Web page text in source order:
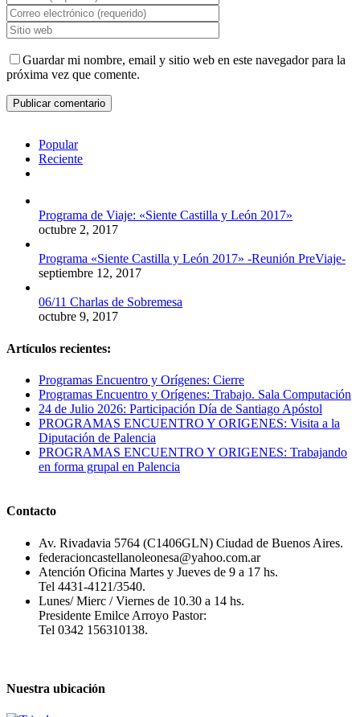
Guardar mi nombre, email y sitio web en este navegador para la
próxima vez que comente.
Popular
Reciente
Programa de Viaje: «Siente Castilla y León 2017»
octubre 2, 2017
Programa «Siente Castilla y León 2017» -Reunión PreViaje-
septiembre 12, 2017
06/11 Charlas de Sobremesa
octubre 9, 2017
Artículos recientes:
Programas Encuentro y Orígenes: Cierre
Programas Encuentro y Orígenes: Trabajo. Sala Computación
24 de Julio 2026: Participación Día de Santiago Apóstol
PROGRAMAS ENCUENTRO Y ORIGENES: Visita a la
Diputación de Palencia
PROGRAMAS ENCUENTRO Y ORIGENES: Trabajando
en forma grupal en Palencia
Contacto
Av. Rivadavia 5764 (C1406GLN) Ciudad de Buenos Aires.
federacioncastellanoleonesa@yahoo.com.ar
Atención Oficina Martes y Jueves de 9 a 17 hs.
Tel 4431-4121/3540.
Lunes/ Mierc / Viernes de 10.30 a 14 hs.
Presidente Emilce Arroyo Pastor:
Tel 0342 156310138.
Nuestra ubicación